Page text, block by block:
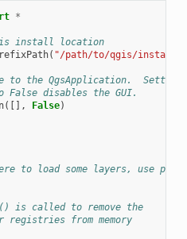
*
install location
( "/path/to/qgis/
to the QgsApplication.  Setting
False disables the GUI.
([], False)
to load some layers, use
is called to remove the
registries from memory